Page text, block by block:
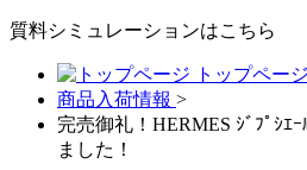
質料シミュレーションはこちら
トップページ
商品入荷情報 >
完売御礼！HERMES ｼﾞﾌﾟｼ
ました！